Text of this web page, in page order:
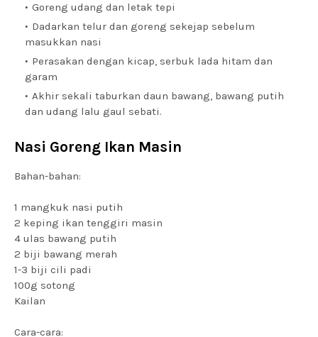
Goreng udang dan letak tepi
Dadarkan telur dan goreng sekejap sebelum
masukkan nasi
Perasakan dengan kicap, serbuk lada hitam dan
garam
Akhir sekali taburkan daun bawang, bawang putih
dan udang lalu gaul sebati.
Nasi Goreng Ikan Masin
Bahan-bahan:
1 mangkuk nasi putih
2 keping ikan tenggiri masin
4 ulas bawang putih
2 biji bawang merah
1-3 biji cili padi
100g sotong
Kailan
Cara-cara: